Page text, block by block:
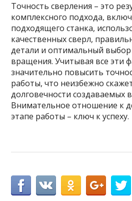
Точность сверления – это
комплексного подхода,
подходящего станка,
качественных сверл,
детали и оптимальный выбор
вращения. Учитывая все эти
значительно повысить
работы, что неизбежно
долговечности создаваемых
Внимательное отношение к
этапе работы – ключ к успеху.